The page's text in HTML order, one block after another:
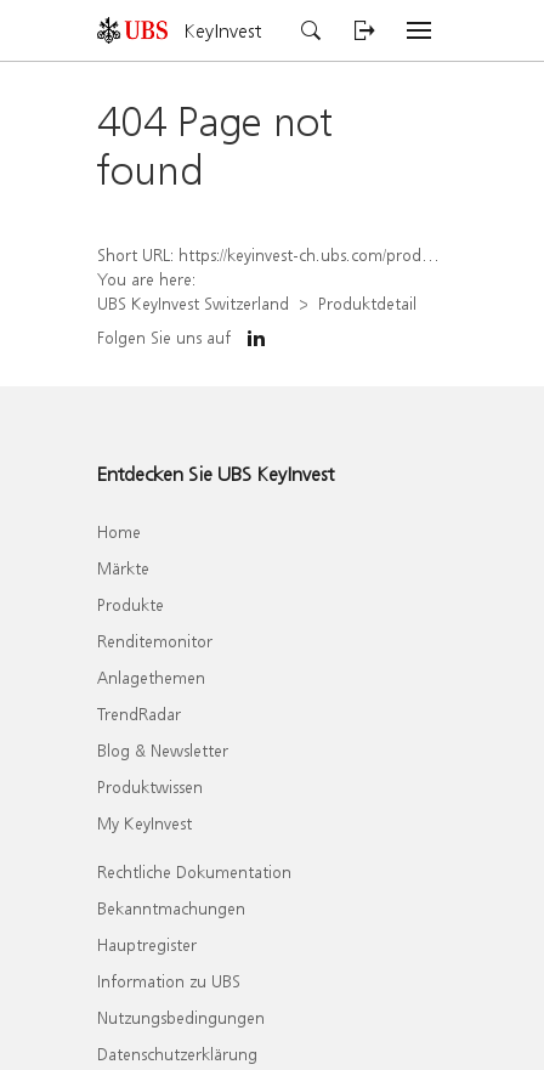
KeyInvest
404 Page not
found
Short URL: https://keyinvest-ch.ubs.com/produkt/detail/index/isin/CH1584639574
You are here:
UBS KeyInvest Switzerland
Produktdetail
Folgen Sie uns auf
Entdecken Sie UBS KeyInvest
Home
Märkte
Produkte
Renditemonitor
Anlagethemen
TrendRadar
Blog & Newsletter
Produktwissen
My KeyInvest
Rechtliche Dokumentation
Bekanntmachungen
Hauptregister
Information zu UBS
Nutzungsbedingungen
Datenschutzerklärung